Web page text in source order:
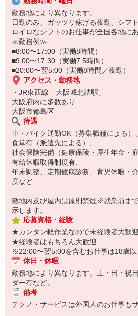
勤務地により異なります。
日勤のみ、ガッツリ稼げる夜勤、シフ
ロイロなシフトのお仕事が全国各地に
≪勤務例≫
■8:00〜17:00（実働8時間）
■9:00〜17:30（実働7.5時間）
■20:00〜翌5:00（実働8時間／夜勤）
アクセス・勤務地
・JR東西線「大阪城北詰駅」
大阪府内に多数あり
大阪市都島区
待遇
車・バイク通勤OK（募集職種による）
食堂有（派遣先による）、
社会保険完備（健康保険・厚生年金・
有給休暇取得制度有、
年末調整、定期健康診断、育児休暇・
度など
敷地内及び屋内は原則禁煙※就業前ま
示します。
応募資格・経験
★カンタン軽作業なので未経験者大歓迎
★経験者はもちろん大歓迎
※22:00〜翌5:00を含むお仕事は18歳以
休日・休暇
勤務地により異なります。土・日・祝
ダー有など。
備考
テクノ・サービスは外国人のお仕事も